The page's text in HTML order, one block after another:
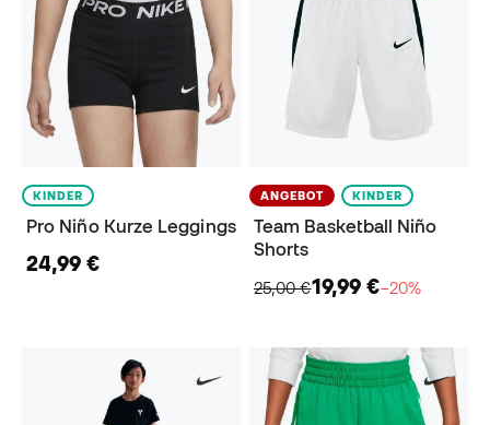
KINDER
Pro Niño Kurze Leggings
24,99 €
ANGEBOT KINDER
Team Basketball Niño
Shorts
25,00 €19,99 €−20%